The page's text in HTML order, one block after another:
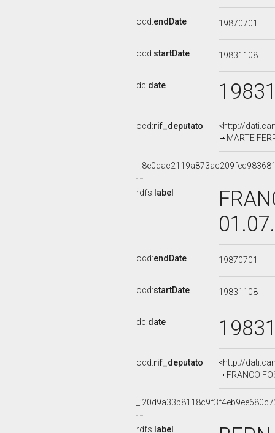
ocd:endDate 19870701
ocd:startDate 19831108
dc:date
ocd:rif_deputato
<http://
MARTE
rdfs: label
ocd:endDate 19870701
ocd:startDate 19831108
dc:date
ocd:rif_deputato
<http://
FRANCO
rdfs: label